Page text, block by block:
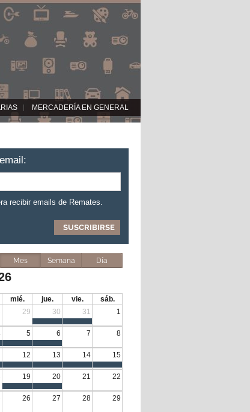
MERCADERÍA EN GENERAL
recibir emails de Remates.
Mes Semana Día
mié. jue. vie.
sáb.
29 30 31 1
5 6 7 8
12 13 14 15
19 20 21 22
26 27 28 29